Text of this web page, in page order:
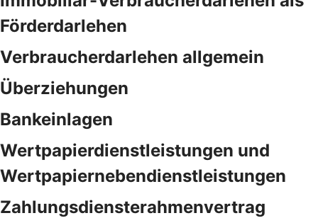
Förderdarlehen
Verbraucherdarlehen allgemein
Überziehungen
Bankeinlagen
Wertpapierdienstleistungen und
Wertpapiernebendienstleistungen
Zahlungsdiensterahmenvertrag